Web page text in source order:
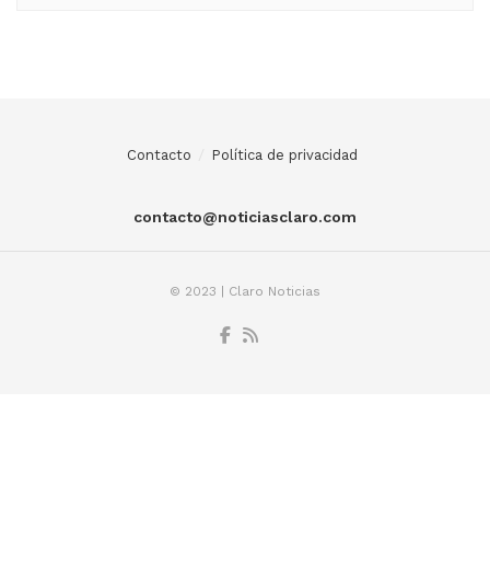
Contacto Política de privacidad
contacto@noticiasclaro.com
© 2023 | Claro Noticias